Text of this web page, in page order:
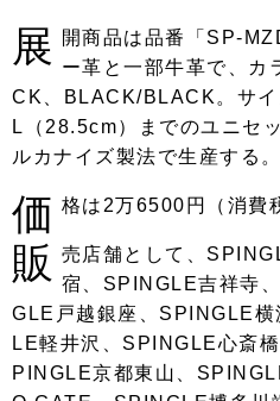
展
開商品は品番「SP-
ー革と一部牛革で、
CK、BLACK/BLACK。サ
L（28.5cm）までのユニセ
ルカナイズ製法で生産する。
価 格は2万6500円（消費
販
売店舗として、
宿、SPINGLE吉祥寺
GLE戸越銀座、SPINGLE
LE軽井沢、SPINGLE心斎
PINGLE京都東山、